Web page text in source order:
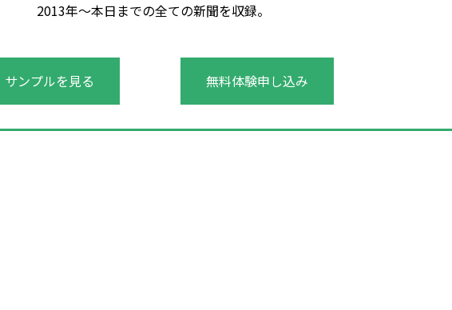
2013年～本日までの全ての新聞を収録。
サンプルを見る 無料体験申し込み